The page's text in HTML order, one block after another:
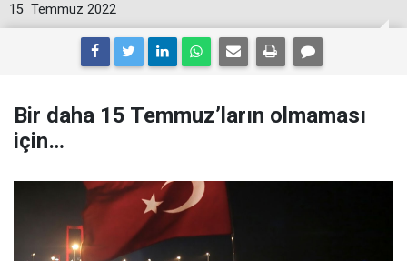
15 Temmuz 2022
Bir daha 15 Temmuz’ların olmaması
için…